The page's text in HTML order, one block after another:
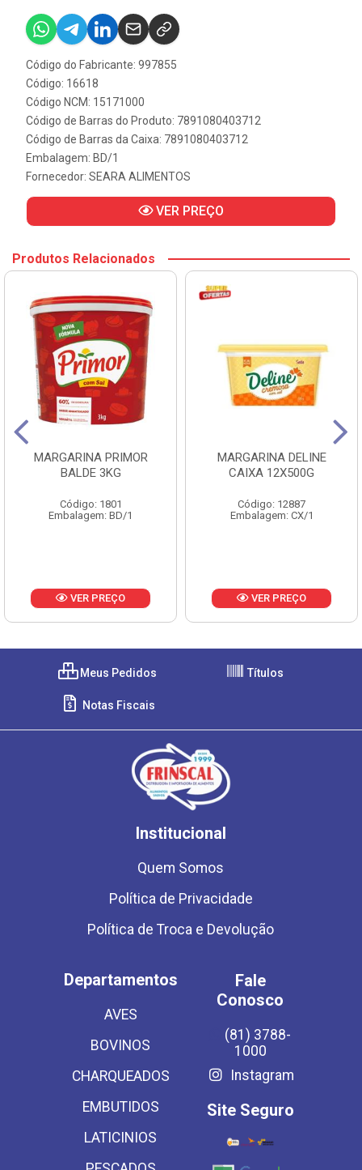
Código do Fabricante: 997855
Código: 16618
Código NCM: 15171000
Código de Barras do Produto: 7891080403712
Código de Barras da Caixa: 7891080403712
Embalagem: BD/1
Fornecedor: SEARA ALIMENTOS
VER PREÇO
Produtos Relacionados
MARGARINA PRIMOR
BALDE 3KG
Código: 1801
Embalagem: BD/1
VER PREÇO
MARGARINA DELINE
CAIXA 12X500G
Código: 12887
Embalagem: CX/1
VER PREÇO
Meus Pedidos Títulos
Notas Fiscais
Institucional
Quem Somos
Política de Privacidade
Política de Troca e Devolução
Departamentos
AVES
BOVINOS
CHARQUEADOS
EMBUTIDOS
LATICINIOS
Fale
Conosco
(81) 3788-
1000
Instagram
Site Seguro